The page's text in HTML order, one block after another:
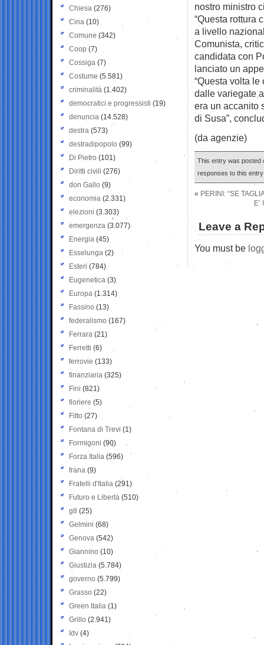
nostro ministro
“Questa rottura
a livello
Comunista,
candidata con
lanciato un
“Questa volta
dalle variegate
era un accanito
di Susa”,
(da agenzie)
This entry was posted
responses to this
« PERINI: “SE
Leave a
You must be
Chiesa (276)
Cina (10)
Comune (342)
Coop (7)
Cossiga (7)
Costume (5.581)
criminalità (1.402)
democratici e progressisti (19)
denuncia (14.528)
destra (573)
destradipopolo (99)
Di Pietro (101)
Diritti civili (276)
don Gallo (9)
economia (2.331)
elezioni (3.303)
emergenza (3.077)
Energia (45)
Esselunga (2)
Esteri (784)
Eugenetica (3)
Europa (1.314)
Fassino (13)
federalismo (167)
Ferrara (21)
Ferretti (6)
ferrovie (133)
finanziaria (325)
Fini (821)
fioriere (5)
Fitto (27)
Fontana di Trevi (1)
Formigoni (90)
Forza Italia (596)
frana (9)
Fratelli d'Italia (291)
Futuro e Libertà (510)
g8 (25)
Gelmini (68)
Genova (542)
Giannino (10)
Giustizia (5.784)
governo (5.799)
Grasso (22)
Green Italia (1)
Grillo (2.941)
Idv (4)